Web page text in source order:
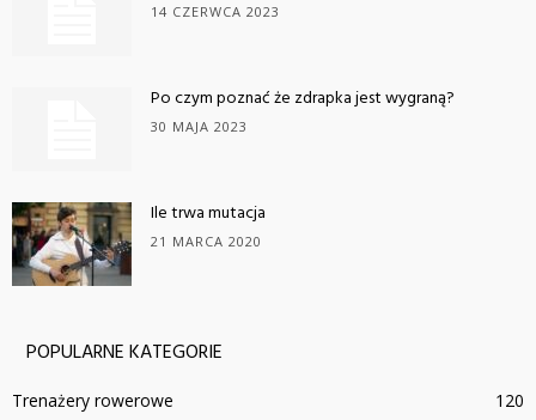
14 CZERWCA 2023
Po czym poznać że zdrapka jest wygraną?
30 MAJA 2023
Ile trwa mutacja
21 MARCA 2020
POPULARNE KATEGORIE
Trenażery rowerowe
120